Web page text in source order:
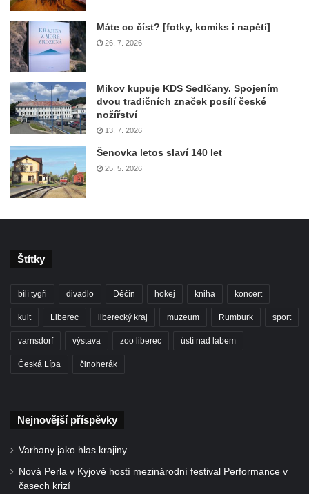
Máte co číst? [fotky, komiks i napětí]
26. 7. 2026
Mikov kupuje KDS Sedlčany. Spojením
dvou tradičních značek posílí české
nožířství
13. 7. 2026
Šenovka letos slaví 140 let
25. 5. 2026
Štítky
bílí tygři divadlo Děčín hokej kniha koncert
kult Liberec liberecký kraj muzeum Rumburk sport
varnsdorf výstava zoo liberec ústí nad labem
Česká Lípa činoherák
Nejnovější příspěvky
Varhany jako hlas krajiny
Nová Perla v Kyjově hostí mezinárodní festival Performance v
časech krizí